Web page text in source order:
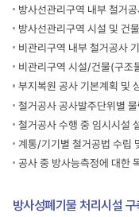
철거
및
폐기물
관리
(비방사성
중심)
처리
시설을
구축하고,
비방사성
구조물
방사선관리구역 내부 철거
방사선관리구역 시설 및 건
비관리구역 내부 철거공사
비관리구역 시설/건물(구조
부지복원 공사 기본계획 및
철거공사 공사발주단위별
철거공사 수행 중 임시시설
계통/기기별 철거공법 수립
공사 중 방사능측정에 대한
방사성폐기물 처리시설 구